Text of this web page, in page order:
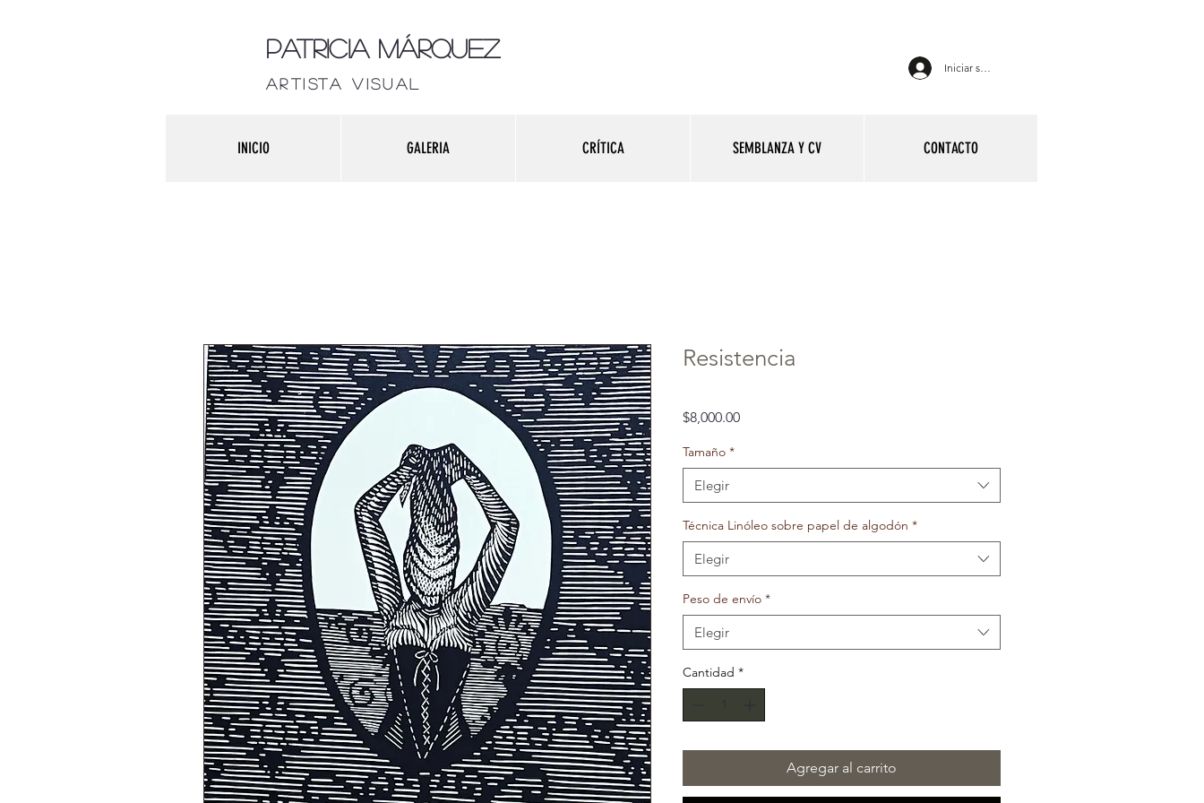
Patricia Márquez
artista visu al
Iniciar sesión
INICIO GALERIA CRÍTICA SEMBLANZA Y CV CONTACTO
Resistencia
$8,000.00Precio
Tamaño *
Elegir
Técnica Linóleo sobre papel de algodón *
Elegir
Peso de envío *
Elegir
Cantidad *
Agregar al carrito